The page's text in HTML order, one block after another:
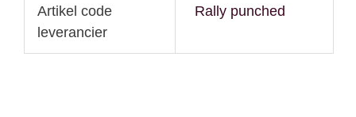
Artikel code
leverancier
Rally punched